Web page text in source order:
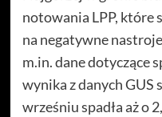
notowania LPP, które
na negatywne
m.in. dane dotyczące
wynika z danych GUS
wrześniu spadła aż o